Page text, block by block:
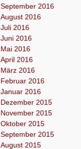
September 2016
August 2016
Juli 2016
Juni 2016
Mai 2016
April 2016
März 2016
Februar 2016
Januar 2016
Dezember 2015
November 2015
Oktober 2015
September 2015
August 2015